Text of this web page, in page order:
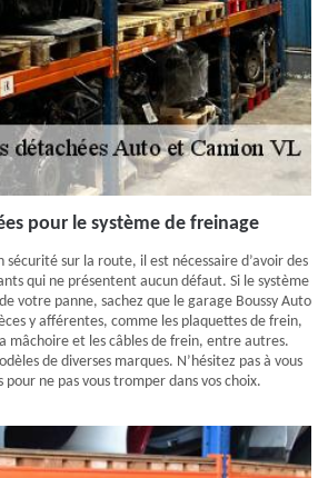
pour le système de freinage
sécurité sur la route, il est nécessaire d’avoir des
qui ne présentent aucun défaut. Si le système
votre panne, sachez que le garage Boussy Auto
y afférentes, comme les plaquettes de frein,
mâchoire et les câbles de frein, entre autres.
de diverses marques. N’hésitez pas à vous
pour ne pas vous tromper dans vos choix.